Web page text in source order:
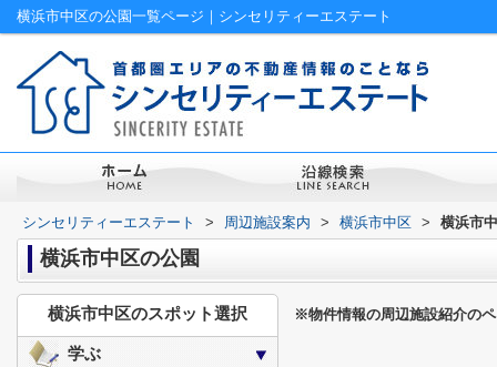
横浜市中区の公園一覧ページ｜シンセリティーエステート
シンセリティーエステート > 周辺施設案内 > 横浜市中区 > 横浜市
横浜市中区の公園
※物件情報の周辺施設紹介の
横浜市中区のスポット選択
学ぶ